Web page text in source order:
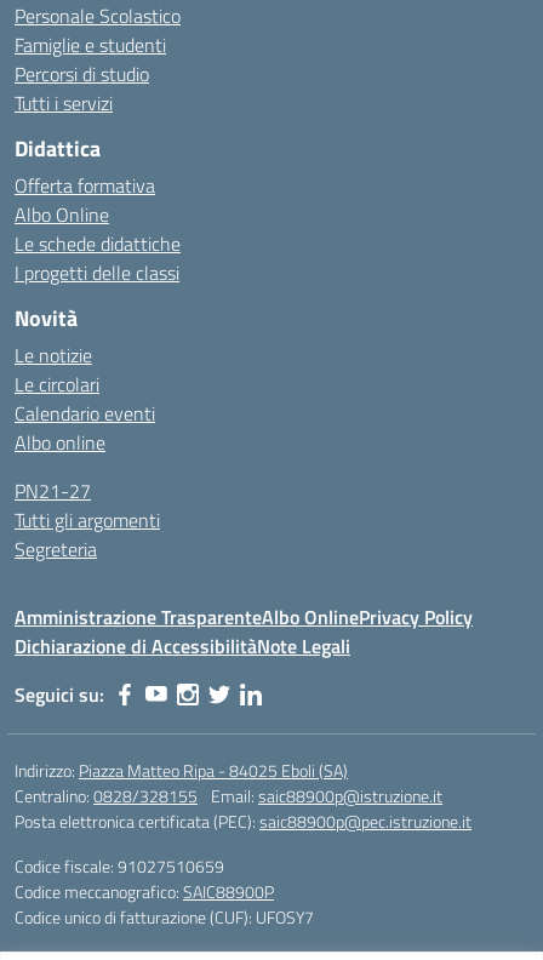
Personale Scolastico
Famiglie e studenti
Percorsi di studio
Tutti i servizi
Didattica
Offerta formativa
Albo Online
Le schede didattiche
I progetti delle classi
Novità
Le notizie
Le circolari
Calendario eventi
Albo online
PN21-27
Tutti gli argomenti
Segreteria
Amministrazione TrasparenteAlbo OnlinePrivacy Policy
Dichiarazione di AccessibilitàNote Legali
Seguici su:
Indirizzo: Piazza Matteo Ripa - 84025 Eboli (SA)
Centralino:0828/328155 Email:saic88900p@istruzione.it
Posta elettronica certificata (PEC):saic88900p@pec.istruzione.it
Codice fiscale: 91027510659
Codice meccanografico:SAIC88900P
Codice unico di fatturazione (CUF): UFOSY7